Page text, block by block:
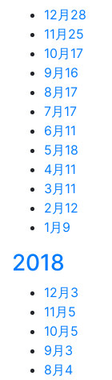
12月 28
11月 25
10月 17
9月 16
8月 17
7月 17
6月 11
5月 18
4月 11
3月 11
2月 12
1月 9
2018
12月 3
11月 5
10月 5
9月 3
8月 4